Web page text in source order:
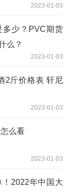
2023-01-03
多少？PVC期货
么？
2023-01-03
2斤价格表 轩尼
2023-01-03
么看
2023-01-03
2022年中国大